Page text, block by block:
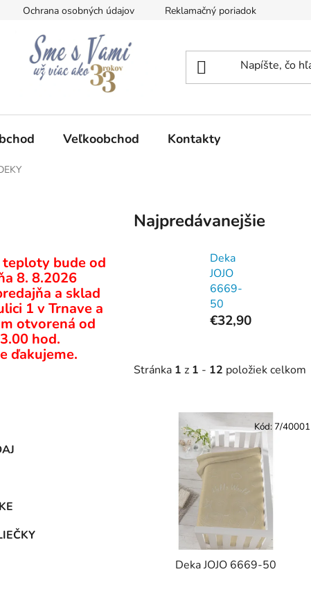
Ochrana osobných údajov Reklamačný poriadok
Veľkoobchod Kontakty
bude od
8. 8.2026
a sklad
1 v Trnave a
otvorená od
hod.
ďakujeme.
Najpredávanejšie
Deka
JOJO
6669-
50
€32,90
Stránka 1 z 1 - 12 položiek celkom
Deka JOJO 6669-50
Kód: 7/40001